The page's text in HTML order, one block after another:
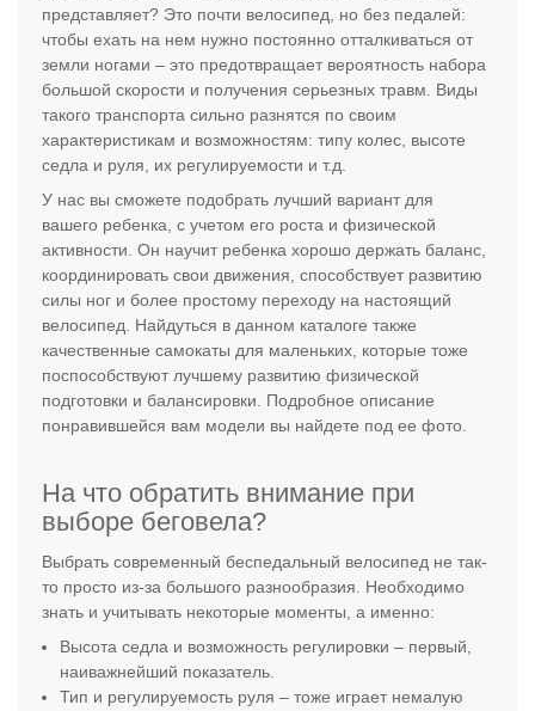
представляет? Это почти велосипед, но без педалей:
чтобы ехать на нем нужно постоянно отталкиваться от
земли ногами – это предотвращает вероятность набора
большой скорости и получения серьезных травм. Виды
такого транспорта сильно разнятся по своим
характеристикам и возможностям: типу колес, высоте
седла и руля, их регулируемости и т.д.
У нас вы сможете подобрать лучший вариант для
вашего ребенка, с учетом его роста и физической
активности. Он научит ребенка хорошо держать баланс,
координировать свои движения, способствует развитию
силы ног и более простому переходу на настоящий
велосипед. Найдуться в данном каталоге также
качественные самокаты для маленьких, которые тоже
поспособствуют лучшему развитию физической
подготовки и балансировки. Подробное описание
понравившейся вам модели вы найдете под ее фото.
На что обратить внимание при
выборе беговела?
Выбрать современный беспедальный велосипед не так-
то просто из-за большого разнообразия. Необходимо
знать и учитывать некоторые моменты, а именно:
Высота седла и возможность регулировки – первый,
наиважнейший показатель.
Тип и регулируемость руля – тоже играет немалую